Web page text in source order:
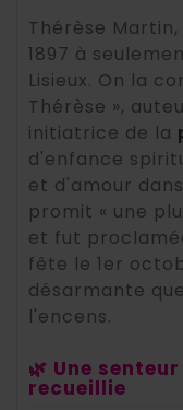
Thérèse
1897 à
Lisieux. On la
Thérèse »,
initiatrice de la
d'enfance
et d'amour
promit « une
et fut
fête le 1er
désarmante
l'encens.
🌿 Une
recueillie